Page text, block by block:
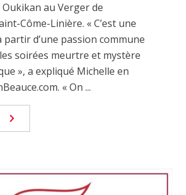
au Verger de
Côme-Linière. « C’est une
partir d’une passion commune
soirées meurtre et mystère
», a expliqué Michelle en
« On ...